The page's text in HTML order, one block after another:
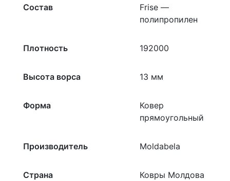
Состав
Frise —
полипропилен
Плотность 192000
Высота ворса 13 мм
Форма
Ковер
прямоугольный
Производитель Moldabela
Страна
Ковры Молдова